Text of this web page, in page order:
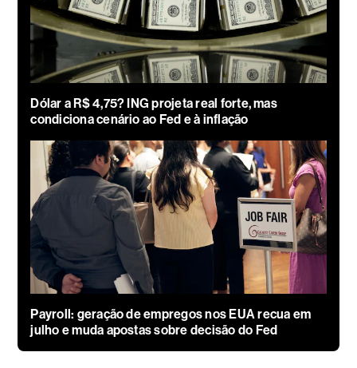
Dólar a R$ 4,75? ING projeta real forte, mas
condiciona cenário ao Fed e à inflação
Payroll: geração de empregos nos EUA recua em
julho e muda apostas sobre decisão do Fed